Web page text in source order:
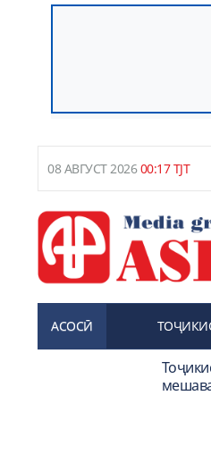
08 АВГУСТ 202600:17 TJT
АСОСӢ